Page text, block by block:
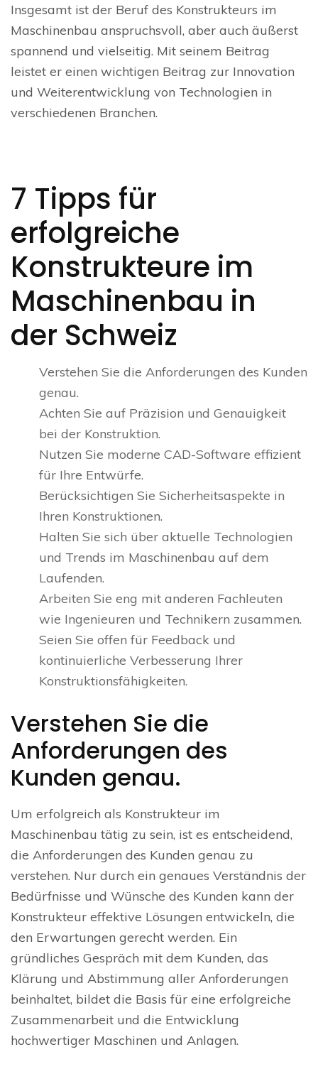
Insgesamt ist der Beruf des Konstrukteurs im
Maschinenbau anspruchsvoll, aber auch äußerst
spannend und vielseitig. Mit seinem Beitrag
leistet er einen wichtigen Beitrag zur Innovation
und Weiterentwicklung von Technologien in
verschiedenen Branchen.
7 Tipps für
erfolgreiche
Konstrukteure im
Maschinenbau in
der Schweiz
Verstehen Sie die Anforderungen des Kunden
genau.
Achten Sie auf Präzision und Genauigkeit
bei der Konstruktion.
Nutzen Sie moderne CAD-Software effizient
für Ihre Entwürfe.
Berücksichtigen Sie Sicherheitsaspekte in
Ihren Konstruktionen.
Halten Sie sich über aktuelle Technologien
und Trends im Maschinenbau auf dem
Laufenden.
Arbeiten Sie eng mit anderen Fachleuten
wie Ingenieuren und Technikern zusammen.
Seien Sie offen für Feedback und
kontinuierliche Verbesserung Ihrer
Konstruktionsfähigkeiten.
Verstehen Sie die
Anforderungen des
Kunden genau.
Um erfolgreich als Konstrukteur im
Maschinenbau tätig zu sein, ist es entscheidend,
die Anforderungen des Kunden genau zu
verstehen. Nur durch ein genaues Verständnis der
Bedürfnisse und Wünsche des Kunden kann der
Konstrukteur effektive Lösungen entwickeln, die
den Erwartungen gerecht werden. Ein
gründliches Gespräch mit dem Kunden, das
Klärung und Abstimmung aller Anforderungen
beinhaltet, bildet die Basis für eine erfolgreiche
Zusammenarbeit und die Entwicklung
hochwertiger Maschinen und Anlagen.